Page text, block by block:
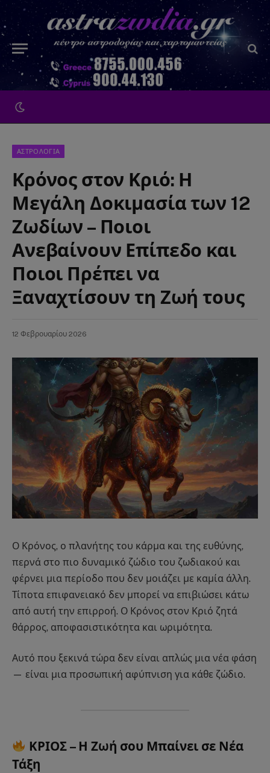
ΑΣΤΡΟΛΟΓΙΑ
Κρόνος στον Κριό: Η
Μεγάλη Δοκιμασία των 12
Ζωδίων – Ποιοι
Ανεβαίνουν Επίπεδο και
Ποιοι Πρέπει να
Ξαναχτίσουν τη Ζωή τους
12 Φεβρουαρίου 2026
Ο Κρόνος, ο πλανήτης του κάρμα και της ευθύνης,
περνά στο πιο δυναμικό ζώδιο του ζωδιακού και
φέρνει μια περίοδο που δεν μοιάζει με καμία άλλη.
Τίποτα επιφανειακό δεν μπορεί να επιβιώσει κάτω
από αυτή την επιρροή. Ο Κρόνος στον Κριό ζητά
θάρρος, αποφασιστικότητα και ωριμότητα.
Αυτό που ξεκινά τώρα δεν είναι απλώς μια νέα φάση
— είναι μια προσωπική αφύπνιση για κάθε ζώδιο.
ΚΡΙΟΣ – Η Ζωή σου Μπαίνει σε Νέα
Τάξη